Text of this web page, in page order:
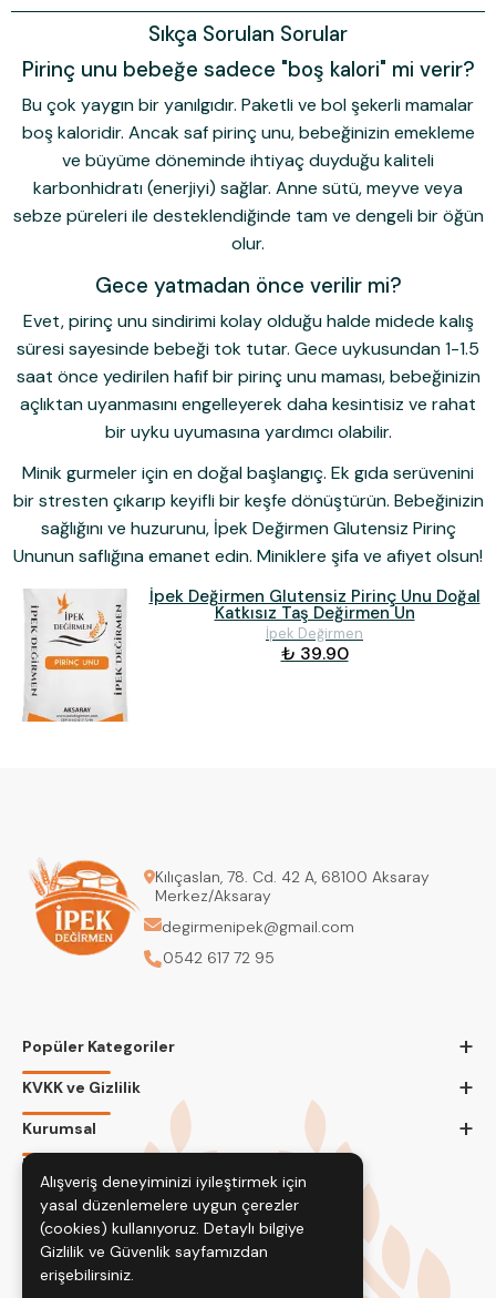
Sıkça Sorulan Sorular
Pirinç unu bebeğe sadece "boş kalori" mi verir?
Bu çok yaygın bir yanılgıdır. Paketli ve bol şekerli mamalar
boş kaloridir. Ancak saf pirinç unu, bebeğinizin emekleme
ve büyüme döneminde ihtiyaç duyduğu kaliteli
karbonhidratı (enerjiyi) sağlar. Anne sütü, meyve veya
sebze püreleri ile desteklendiğinde tam ve dengeli bir öğün
olur.
Gece yatmadan önce verilir mi?
Evet, pirinç unu sindirimi kolay olduğu halde midede kalış
süresi sayesinde bebeği tok tutar. Gece uykusundan 1-1.5
saat önce yedirilen hafif bir pirinç unu maması, bebeğinizin
açlıktan uyanmasını engelleyerek daha kesintisiz ve rahat
bir uyku uyumasına yardımcı olabilir.
Minik gurmeler için en doğal başlangıç. Ek gıda serüvenini
bir stresten çıkarıp keyifli bir keşfe dönüştürün. Bebeğinizin
sağlığını ve huzurunu, İpek Değirmen Glutensiz Pirinç
Ununun saflığına emanet edin. Miniklere şifa ve afiyet olsun!
İpek Değirmen Glutensiz Pirinç Unu Doğal
Katkısız Taş Değirmen Un
İpek Değirmen
₺ 39.90
Kılıçaslan, 78. Cd. 42 A, 68100 Aksaray
Merkez/Aksaray
degirmenipek@gmail.com
0542 617 72 95
Popüler Kategoriler +
KVKK ve Gizlilik +
Kurumsal +
Bizi Takip Edin
Alışveriş deneyiminizi iyileştirmek için
yasal düzenlemelere uygun çerezler
(cookies) kullanıyoruz. Detaylı bilgiye
Gizlilik ve Güvenlik sayfamızdan
erişebilirsiniz.